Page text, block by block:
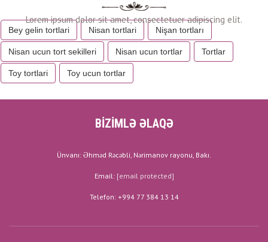
Bey gelin tortlari Nisan tortlari Nişan tortları
Nisan ucun tort sekilleri Nisan ucun tortlar Tortlar
Toy tortlari Toy ucun tortlar
BİZİMLƏ ƏLAQƏ
Ünvanı: Əhməd Rəcəbli, Nərimanov rayonu, Bakı.
Email: [email protected]
Telefon: +994 77 384 13 14